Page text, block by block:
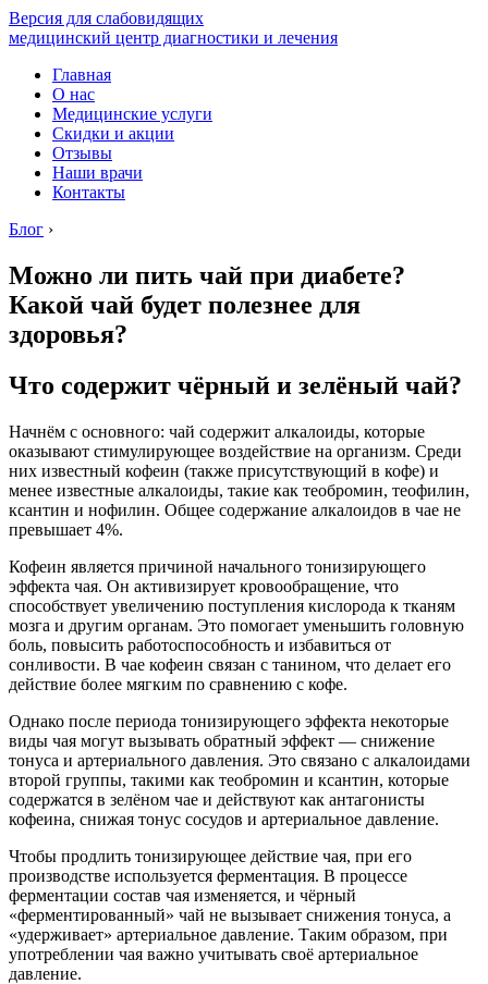
Версия для слабовидящих
медицинский центр диагностики и лечения
Главная
О нас
Медицинские услуги
Скидки и акции
Отзывы
Наши врачи
Контакты
Блог ›
Можно ли пить чай при диабете?
Какой чай будет полезнее для
здоровья?
Что содержит чёрный и зелёный чай?
Начнём с основного: чай содержит алкалоиды, которые
оказывают стимулирующее воздействие на организм. Среди
них известный кофеин (также присутствующий в кофе) и
менее известные алкалоиды, такие как теобромин, теофилин,
ксантин и нофилин. Общее содержание алкалоидов в чае не
превышает 4%.
Кофеин является причиной начального тонизирующего
эффекта чая. Он активизирует кровообращение, что
способствует увеличению поступления кислорода к тканям
мозга и другим органам. Это помогает уменьшить головную
боль, повысить работоспособность и избавиться от
сонливости. В чае кофеин связан с танином, что делает его
действие более мягким по сравнению с кофе.
Однако после периода тонизирующего эффекта некоторые
виды чая могут вызывать обратный эффект — снижение
тонуса и артериального давления. Это связано с алкалоидами
второй группы, такими как теобромин и ксантин, которые
содержатся в зелёном чае и действуют как антагонисты
кофеина, снижая тонус сосудов и артериальное давление.
Чтобы продлить тонизирующее действие чая, при его
производстве используется ферментация. В процессе
ферментации состав чая изменяется, и чёрный
«ферментированный» чай не вызывает снижения тонуса, а
«удерживает» артериальное давление. Таким образом, при
употреблении чая важно учитывать своё артериальное
давление.